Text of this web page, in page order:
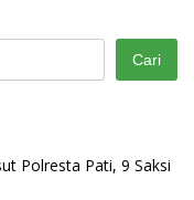
Cari
Polresta Pati, 9 Saksi